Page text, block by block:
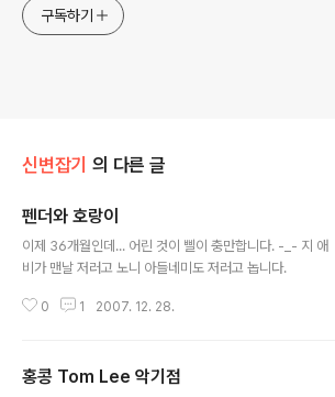
구독하기
신변잡기 의 다른 글
펜더와 호랑이
이제 36개월인데... 어린 것이 삘이 충만합니다. -_- 지 애
비가 맨날 저러고 노니 아들네미도 저러고 놉니다.
0 1 2007. 12. 28.
홍콩 Tom Lee 악기점